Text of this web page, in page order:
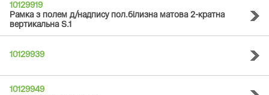
10129919
Рамка з полем д/надпису пол.білизна матова 2-кратна
вертикальна S.1
10129939
10129949